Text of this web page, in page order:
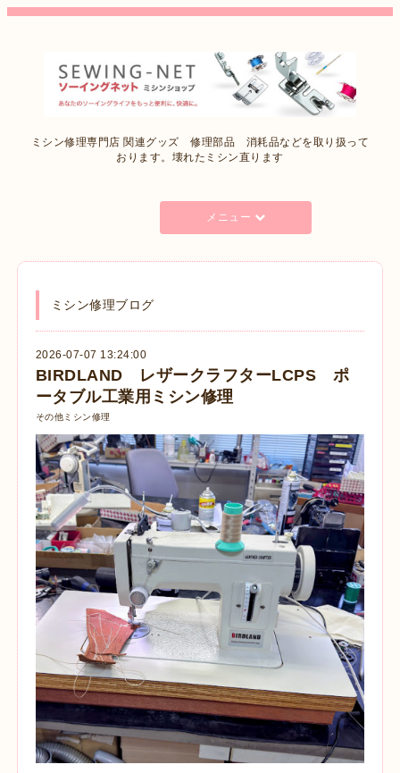
ミシン修理専門店 関連グッズ 修理部品 消耗品などを取り扱って
おります。壊れたミシン直ります
メニュー
ミシン修理ブログ
2026-07-07 13:24:00
BIRDLAND レザークラフターLCPS ポ
ータブル工業用ミシン修理
その他ミシン修理